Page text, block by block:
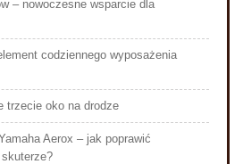
– nowoczesne wsparcie dla
codziennego wyposażenia
trzecie oko na drodze
Aerox – jak poprawić